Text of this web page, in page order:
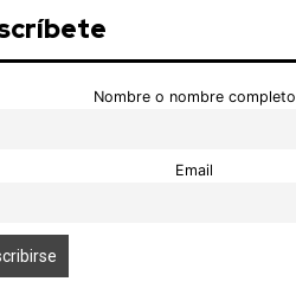
Nombre o nombre completo
Email